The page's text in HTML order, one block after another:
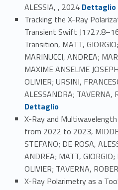
ALESSIA, , 2024 Dettaglio
Tracking the X-Ray
Transient Swift
Transition, MATT,
MARINUCCI, ANDREA;
MAXIME ANSELME
OLIVIER; URSINI,
ALESSANDRA; TAVERNA,
Dettaglio
X-Ray and
from 2022 to 2023,
STEFANO; DE ROSA,
ANDREA; MATT, GIORGIO;
OLIVIER; TAVERNA,
X-Ray Polarimetry as a